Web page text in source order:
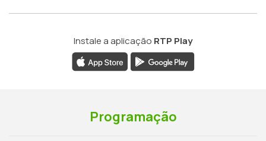
Instale a aplicação RTP Play
Programação